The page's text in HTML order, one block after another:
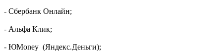
- Сбербанк Онлайн;
- Альфа Клик;
- ЮMoney (Яндекс.Деньги);